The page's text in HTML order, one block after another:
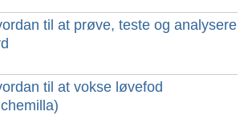
til at prøve, teste og analysere
til at vokse løvefod